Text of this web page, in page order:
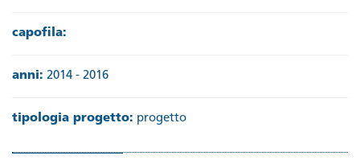
capofila:
anni: 2014 - 2016
tipologia progetto: progetto